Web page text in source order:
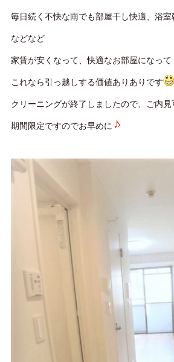
毎日続く不快な雨でも部屋干し快適、浴室
などなど
家賃が安くなって、快適なお部屋になって
これなら引っ越しする価値ありありです
クリーニングが終了しましたので、ご内
期間限定ですのでお早めに